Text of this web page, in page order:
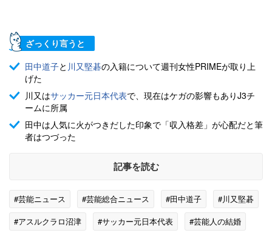
ざっくり言うと
田中道子と 川又堅碁の入籍について週刊女性PRIMEが取り上
げた
川又はサッカー元日本代表で、現在はケガの影響もありJ3チ
ームに所属
田中は人気に火がつきだした印象で「収入格差」が心配だと筆
者はつづった
記事を読む
#芸能ニュース #芸能総合ニュース #田中道子
#川又堅碁
#アスルクラロ沼津
#サッカー元日本代表 #芸能人の結婚